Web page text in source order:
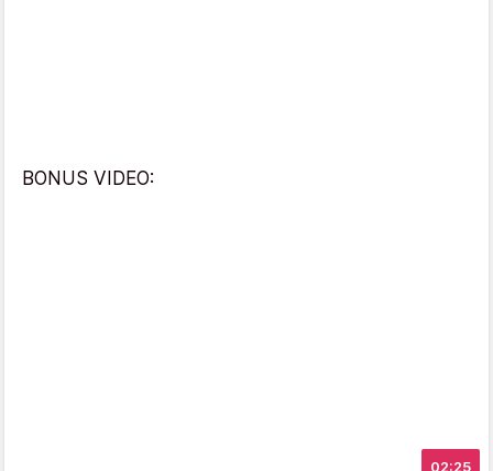
BONUS VIDEO:
02:25